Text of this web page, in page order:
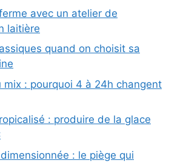
avec un atelier de
laitière
quand on choisit sa
mix : pourquoi 4 à 24h changent
: produire de la glace
: le piège qui